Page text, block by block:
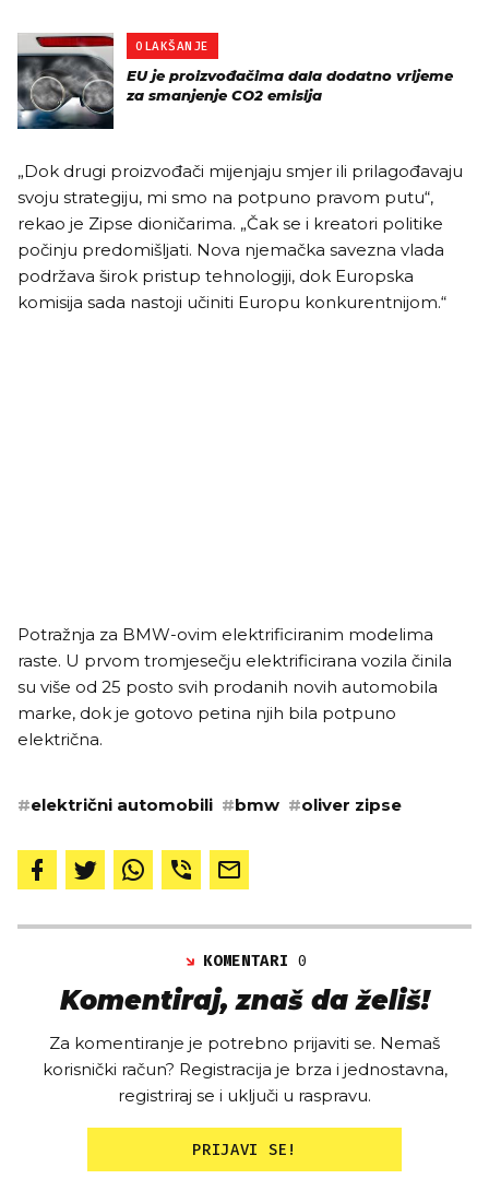
OLAKŠANJE
EU je proizvođačima dala dodatno vrijeme
za smanjenje CO2 emisija
„Dok drugi proizvođači mijenjaju smjer ili prilagođavaju
svoju strategiju, mi smo na potpuno pravom putu“,
rekao je Zipse dioničarima. „Čak se i kreatori politike
počinju predomišljati. Nova njemačka savezna vlada
podržava širok pristup tehnologiji, dok Europska
komisija sada nastoji učiniti Europu konkurentnijom.“
Potražnja za BMW-ovim elektrificiranim modelima
raste. U prvom tromjesečju elektrificirana vozila činila
su više od 25 posto svih prodanih novih automobila
marke, dok je gotovo petina njih bila potpuno
električna.
#električni automobili #bmw #oliver zipse
KOMENTARI0
Komentiraj, znaš da želiš!
Za komentiranje je potrebno prijaviti se. Nemaš
korisnički račun? Registracija je brza i jednostavna,
registriraj se i uključi u raspravu.
PRIJAVI SE!